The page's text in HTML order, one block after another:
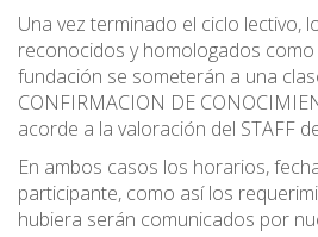
Una vez terminado el ciclo lectivo,
reconocidos y homologados
fundación se someterán a una
CONFIRMACION DE
acorde a la valoración del STAFF
En ambos casos los horarios,
participante, como así los
hubiera serán comunicados por